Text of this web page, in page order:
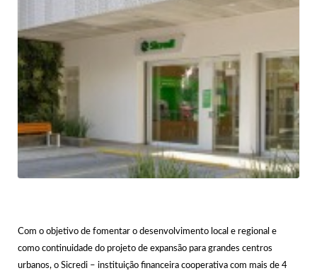
Com o objetivo de fomentar o desenvolvimento local e regional e
como continuidade do projeto de expansão para grandes centros
urbanos, o Sicredi – instituição financeira cooperativa com mais de 4